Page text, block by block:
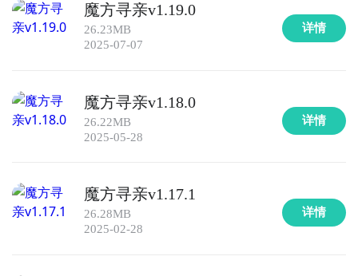
魔方寻亲v1.19.0
26.23MB
2025-07-07
详情
魔方寻亲v1.18.0
26.22MB
2025-05-28
详情
魔方寻亲v1.17.1
26.28MB
2025-02-28
详情